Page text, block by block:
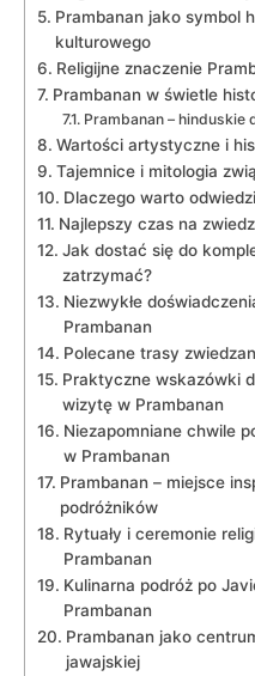
Prambanan jako symbol
kulturowego
Religijne znaczenie
Prambanan w świetle
Prambanan –
Wartości artystyczne i
Tajemnice i mitologia
Dlaczego warto
Najlepszy czas na
Jak dostać się do
zatrzymać?
Niezwykłe
Prambanan
Polecane trasy
Praktyczne wskazówki
wizytę w Prambanan
Niezapomniane chwile
w Prambanan
Prambanan – miejsce
podróżników
Rytuały i ceremonie
Prambanan
Kulinarna podróż po
Prambanan
Prambanan jako
jawajskiej